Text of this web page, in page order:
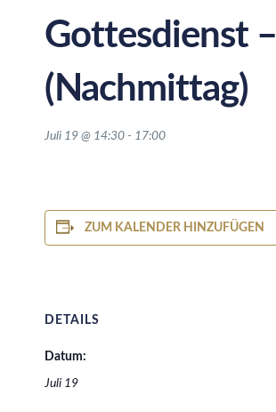
Gottesdienst –
(Nachmittag)
Juli 19 @ 14:30 - 17:00
ZUM KALENDER HINZUFÜGEN
DETAILS
Datum:
Juli 19